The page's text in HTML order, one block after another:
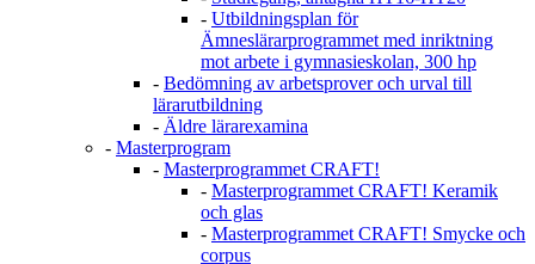
- Utbildningsplan för
Ämneslärarprogrammet med inriktning
mot arbete i gymnasieskolan, 300 hp
- Bedömning av arbetsprover och urval till
lärarutbildning
- Äldre lärarexamina
- Masterprogram
- Masterprogrammet CRAFT!
- Masterprogrammet CRAFT! Keramik
och glas
- Masterprogrammet CRAFT! Smycke och
corpus